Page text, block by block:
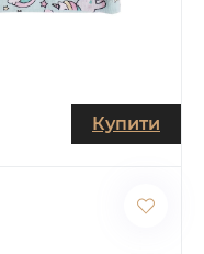
Купити